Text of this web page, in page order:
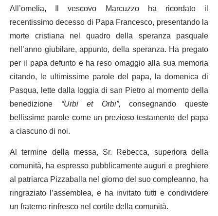
All’omelia, Il vescovo Marcuzzo ha ricordato il
recentissimo decesso di Papa Francesco, presentando la
morte cristiana nel quadro della speranza pasquale
nell’anno giubilare, appunto, della speranza. Ha pregato
per il papa defunto e ha reso omaggio alla sua memoria
citando, le ultimissime parole del papa, la domenica di
Pasqua, lette dalla loggia di san Pietro al momento della
benedizione “Urbi et Orbi”, consegnando queste
bellissime parole come un prezioso testamento del papa
a ciascuno di noi.
Al termine della messa, Sr. Rebecca, superiora della
comunità, ha espresso pubblicamente auguri e preghiere
al patriarca Pizzaballa nel giorno del suo compleanno, ha
ringraziato l’assemblea, e ha invitato tutti e condividere
un fraterno rinfresco nel cortile della comunità.